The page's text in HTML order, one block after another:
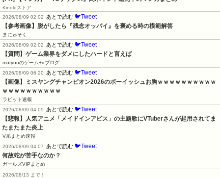
Kindleストア
2026/08/09 02:02
あとで読む 🐦Tweet
【参考画像】脱がしたら『残念オッパイ』を褒める時の模範解答
まにゅそく
2026/08/09 02:02
あとで読む 🐦Tweet
【質問】ゲーム業界をダメにしたハードと言えば
mutyunのゲーム+αブログ
2026/08/09 06:20
あとで読む 🐦Tweet
【画像】ミスヤングチャンピオン2026のボーイッシュお胸ｗｗｗｗｗｗｗｗｗｗ
ｗｗｗｗｗｗｗｗｗｗ
ラビット速報
2026/08/09 04:05
あとで読む 🐦Tweet
【悲報】人気アニメ「メイドインアビス」の主題歌にVTuberさんが起用されてま
たまたまた炎上
V系まとめ速報
2026/08/09 04:07
あとで読む 🐦Tweet
何故蛇が苦手なのか？
ガールズVIPまとめ
2026/08/13 まで！